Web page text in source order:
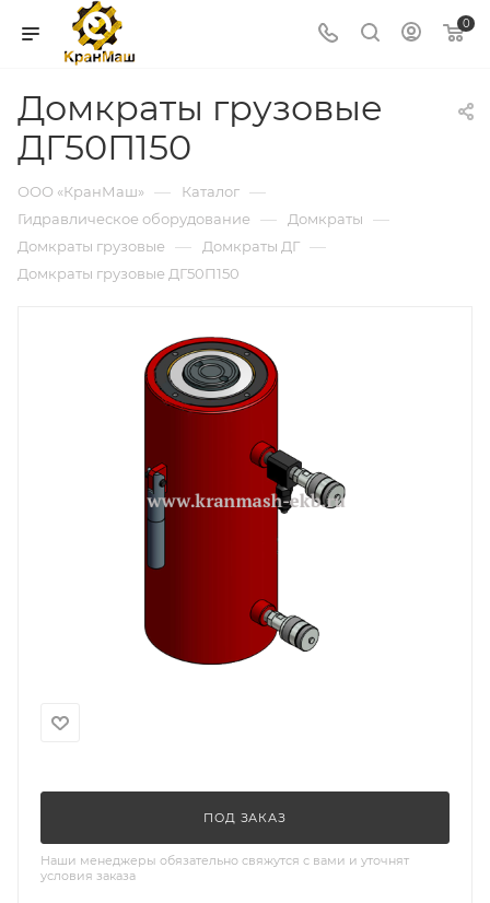
0
Домкраты грузовые
ДГ50П150
ООО «КранМаш» — Каталог —
Гидравлическое оборудование — Домкраты —
Домкраты грузовые — Домкраты ДГ —
Домкраты грузовые ДГ50П150
ПОД ЗАКАЗ
Наши менеджеры обязательно свяжутся с вами и уточнят
условия заказа